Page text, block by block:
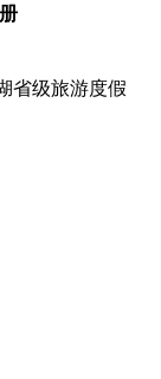
省级旅游度假